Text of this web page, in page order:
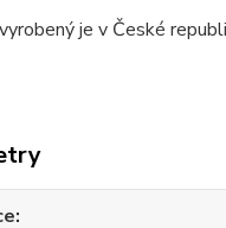
je v České